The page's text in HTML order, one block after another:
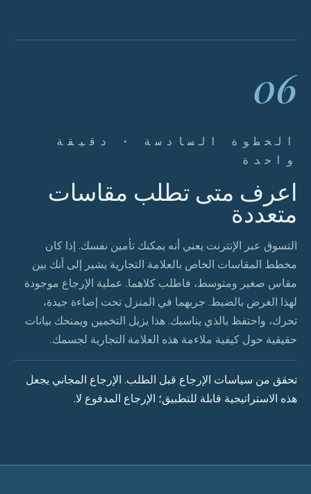
06
الخطوة السادسة · دقيقة
واحدة
اعرف متى تطلب مقاسات
متعددة
التسوق عبر الإنترنت يعني أنه يمكنك تأمين نفسك. إذا كان
مخطط المقاسات الخاص بالعلامة التجارية يشير إلى أنك بين
مقاس صغير ومتوسط، فاطلب كلاهما. عملية الإرجاع موجودة
لهذا الغرض بالضبط. جربهما في المنزل تحت إضاءة جيدة،
تحرك، واحتفظ بالذي يناسبك. هذا يزيل التخمين ويمنحك بيانات
حقيقية حول كيفية ملاءمة هذه العلامة التجارية لجسمك.
تحقق من سياسات الإرجاع قبل الطلب. الإرجاع المجاني يجعل
هذه الاستراتيجية قابلة للتطبيق؛ الإرجاع المدفوع لا.